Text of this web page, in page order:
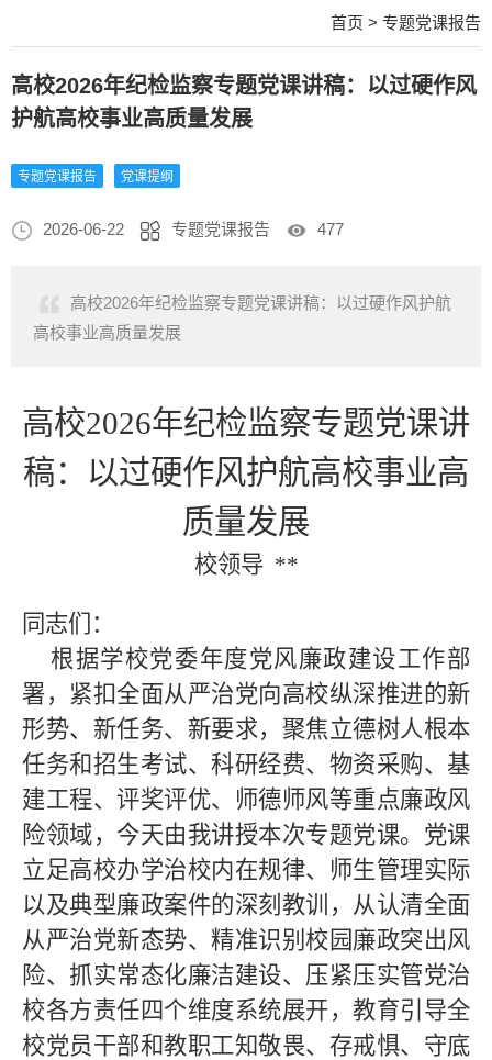
首页 > 专题党课报告
高校2026年纪检监察专题党课讲稿：以过硬作风
护航高校事业高质量发展
专题党课报告 党课提纲
2026-06-22 专题党课报告 477
高校2026年纪检监察专题党课讲稿：以过硬作风护航
高校事业高质量发展
高校2026年纪检监察专题党课讲
稿：以过硬作风护航高校事业高
质量发展
校领导 **
同志们：
根据学校党委年度党风廉政建设工作部
署，紧扣全面从严治党向高校纵深推进的新
形势、新任务、新要求，聚焦立德树人根本
任务和招生考试、科研经费、物资采购、基
建工程、评奖评优、师德师风等重点廉政风
险领域，今天由我讲授本次专题党课。党课
立足高校办学治校内在规律、师生管理实际
以及典型廉政案件的深刻教训，从认清全面
从严治党新态势、精准识别校园廉政突出风
险、抓实常态化廉洁建设、压紧压实管党治
校各方责任四个维度系统展开，教育引导全
校党员干部和教职工知敬畏、存戒惧、守底